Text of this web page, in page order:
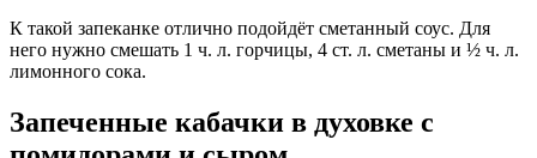
К такой запеканке отлично подойдёт сметанный соус. Для
него нужно смешать 1 ч. л. горчицы, 4 ст. л. сметаны и ½ ч. л.
лимонного сока.
Запеченные кабачки в духовке с